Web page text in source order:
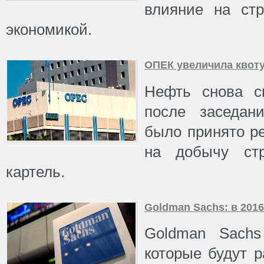
влияние на
экономикой.
ОПЕК увеличила
Нефть снова
после
было принято
на добычу
картель.
Goldman Sachs: в
Goldman
которые будут